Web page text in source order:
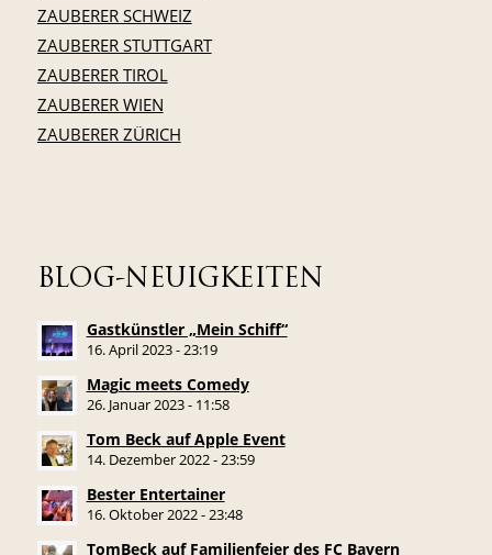
ZAUBERER SCHWEIZ
ZAUBERER STUTTGART
ZAUBERER TIROL
ZAUBERER WIEN
ZAUBERER ZÜRICH
BLOG-NEUIGKEITEN
Gastkünstler „Mein Schiff“
16. April 2023 - 23:19
Magic meets Comedy
26. Januar 2023 - 11:58
Tom Beck auf Apple Event
14. Dezember 2022 - 23:59
Bester Entertainer
16. Oktober 2022 - 23:48
TomBeck auf Familienfeier des FC Bayern